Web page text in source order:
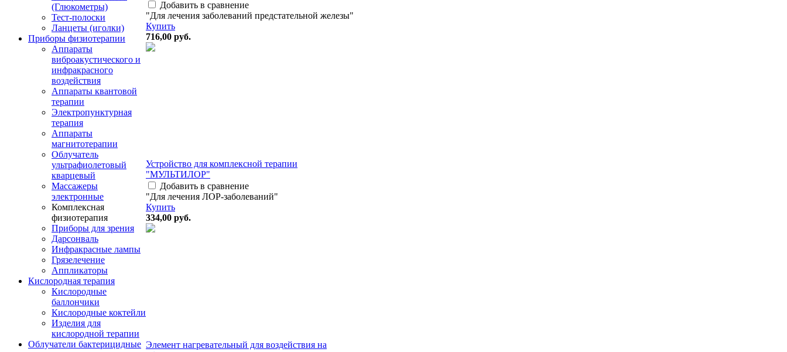
(Глюкометры)
Тест-полоски
Ланцеты (иголки)
Приборы физиотерапии
Аппараты
виброакустического и
инфракрасного
воздействия
Аппараты квантовой
терапии
Электропунктурная
терапия
Аппараты
магнитотерапии
Облучатель
ультрафиолетовый
кварцевый
Массажеры
электронные
Комплексная
физиотерапия
Приборы для зрения
Дарсонваль
Инфракрасные лампы
Грязелечение
Аппликаторы
Кислородная терапия
Кислородные
баллончики
Кислородные коктейли
Изделия для
кислородной терапии
Облучатели бактерицидные
Добавить в сравнение
"Для лечения заболеваний предстательной железы"
Купить
716,00 руб.
Устройство для комплексной терапии
"МУЛЬТИЛОР"
Добавить в сравнение
"Для лечения ЛОР-заболеваний"
Купить
334,00 руб.
Элемент нагревательный для воздействия на